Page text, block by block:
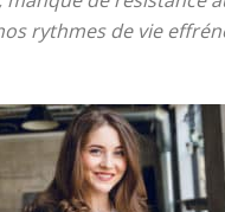
rythmes de vie